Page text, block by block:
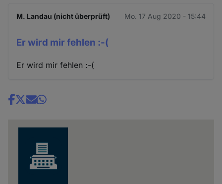
M. Landau (nicht überprüft) Mo. 17 Aug 2020 - 15:44
Er wird mir fehlen :-(
Er wird mir fehlen :-(
Share